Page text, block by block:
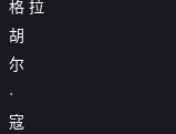
格 拉
胡
尔
·
寇